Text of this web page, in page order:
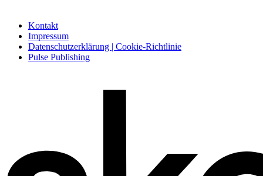
Kontakt
Impressum
Datenschutzerklärung | Cookie-Richtlinie
Pulse Publishing